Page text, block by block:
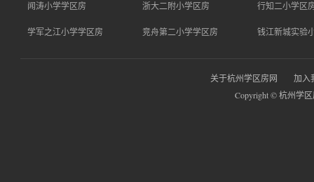
闻涛小学学区房 浙大二附小学区房 行知二小学区
学军之江小学学区房 竞舟第二小学学区房 钱江新城实验
关于杭州学区房网
加入
Copyright © 杭州学